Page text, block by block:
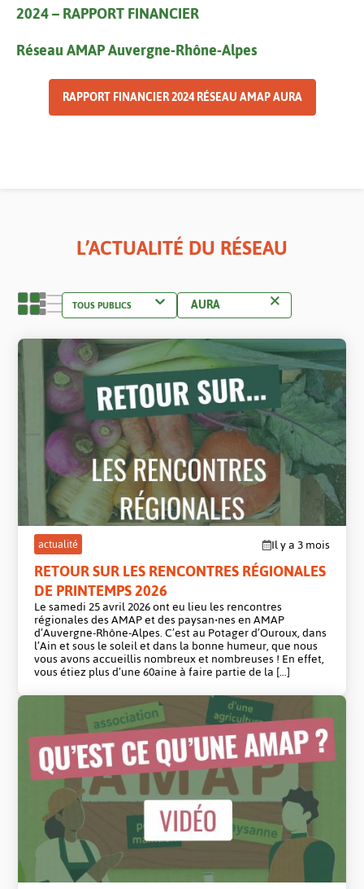
2024 – RAPPORT FINANCIER
Réseau AMAP Auvergne-Rhône-Alpes
RAPPORT FINANCIER 2024 RÉSEAU AMAP AURA
L’ACTUALITÉ DU RÉSEAU
AURA
Contenu
mis
en
avant
actualité Il y a 3 mois
RETOUR SUR LES RENCONTRES RÉGIONALES
DE PRINTEMPS 2026
Le samedi 25 avril 2026 ont eu lieu les rencontres
régionales des AMAP et des paysan‧nes en AMAP
d’Auvergne-Rhône-Alpes. C’est au Potager d’Ouroux, dans
l’Ain et sous le soleil et dans la bonne humeur, que nous
vous avons accueillis nombreux et nombreuses ! En effet,
vous étiez plus d’une 60aine à faire partie de la […]
Contenu
mis
en
avant
post